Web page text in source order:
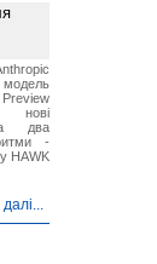
нові
два
-
HAWK
далі...